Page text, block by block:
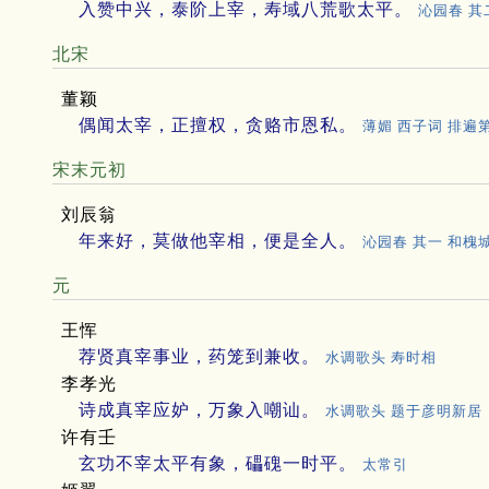
入赞中兴，泰阶上宰，寿域八荒歌太平。
沁园春 其
北宋
董颖
偶闻太宰，正擅权，贪赂市恩私。
薄媚 西子词 排遍
宋末元初
刘辰翁
年来好，莫做他宰相，便是全人。
沁园春 其一 和槐
元
王恽
荐贤真宰事业，药笼到兼收。
水调歌头 寿时相
李孝光
诗成真宰应妒，万象入嘲讪。
水调歌头 题于彦明新居
许有壬
玄功不宰太平有象，礧磈一时平。
太常引